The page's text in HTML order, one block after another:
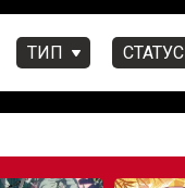
ТИП СТАТУС